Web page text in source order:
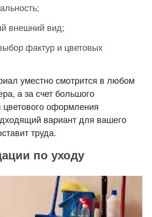
внешний вид;
фактур и цветовых
уместно смотрится в любом
а за счет большого
цветового оформления
вариант для вашего
труда.
по уходу